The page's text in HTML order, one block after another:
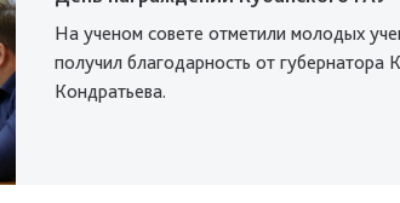
На ученом совете отметили молодых
получил благодарность от губернатора
Кондратьева.